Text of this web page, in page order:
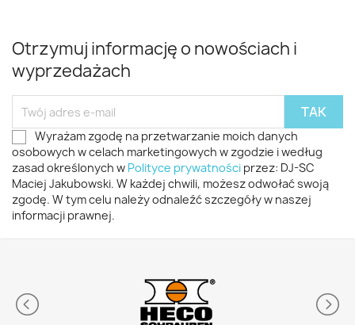
Otrzymuj informację o nowościach i
wyprzedażach
Wyrażam zgodę na przetwarzanie moich danych
osobowych w celach marketingowych w zgodzie i według
zasad określonych w Polityce prywatności przez: DJ-SC
Maciej Jakubowski. W każdej chwili, możesz odwołać swoją
zgodę. W tym celu należy odnaleźć szczegóły w naszej
informacji prawnej.